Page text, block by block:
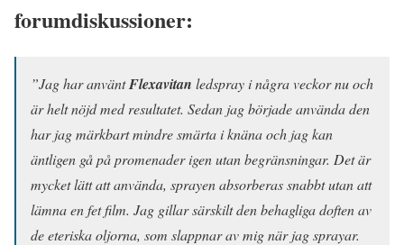
forumdiskussioner:
”Jag har använtFlexavitan ledspray i några veckor nu och
är helt nöjd med resultatet. Sedan jag började använda den
har jag märkbart mindre smärta i knäna och jag kan
äntligen gå på promenader igen utan begränsningar. Det är
mycket lätt att använda, sprayen absorberas snabbt utan att
lämna en fet film. Jag gillar särskilt den behagliga doften av
de eteriska oljorna, som slappnar av mig när jag sprayar.